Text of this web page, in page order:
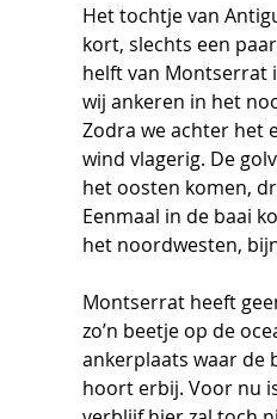
Het tochtje van
kort, slechts een
helft van Montserrat
wij ankeren in het
Zodra we achter het
wind vlagerig. De
het oosten komen,
Eenmaal in de baai
het noordwesten,
Montserrat heeft
zo’n beetje op de
ankerplaats waar de
hoort erbij. Voor nu